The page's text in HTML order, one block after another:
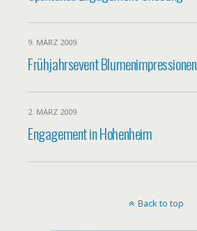
9. MÄRZ 2009
Frühjahrsevent Blumenimpressionen
2. MÄRZ 2009
Engagement in Hohenheim
Back to top